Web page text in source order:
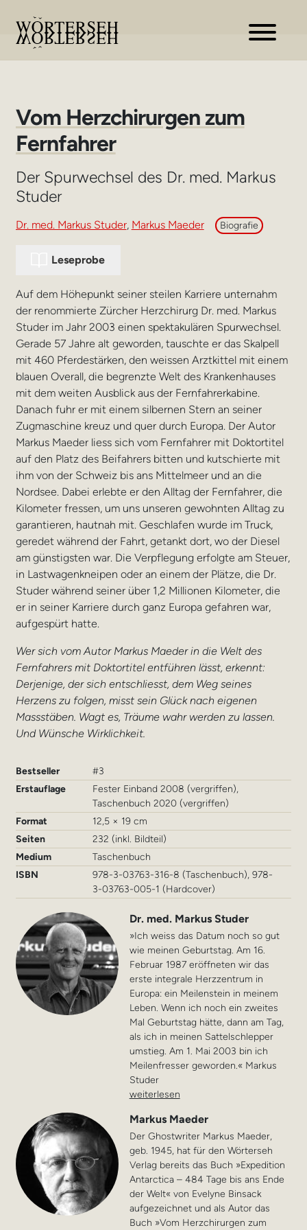
Zur
Navigation
Zum
Inhalt
Vom Herzchirurgen zum
Fernfahrer
Der Spurwechsel des Dr. med. Markus
Studer
Dr. med. Markus Studer, Markus Maeder Biografie
Leseprobe
Auf dem Höhepunkt seiner steilen Karriere unternahm
der renommierte Zürcher Herzchirurg Dr. med. Markus
Studer im Jahr 2003 einen spektakulären Spurwechsel.
Gerade 57 Jahre alt geworden, tauschte er das Skalpell
mit 460 Pferdestärken, den weissen Arztkittel mit einem
blauen Overall, die begrenzte Welt des Krankenhauses
mit dem weiten Ausblick aus der Fernfahrerkabine.
Danach fuhr er mit einem silbernen Stern an seiner
Zugmaschine kreuz und quer durch Europa. Der Autor
Markus Maeder liess sich vom Fernfahrer mit Doktortitel
auf den Platz des Beifahrers bitten und kutschierte mit
ihm von der Schweiz bis ans Mittelmeer und an die
Nordsee. Dabei erlebte er den Alltag der Fernfahrer, die
Kilometer fressen, um uns unseren gewohnten Alltag zu
garantieren, hautnah mit. Geschlafen wurde im Truck,
geredet während der Fahrt, getankt dort, wo der Diesel
am günstigsten war. Die Verpflegung erfolgte am Steuer,
in Lastwagenkneipen oder an einem der Plätze, die Dr.
Studer während seiner über 1,2 Millionen Kilometer, die
er in seiner Karriere durch ganz Europa gefahren war,
aufgespürt hatte.
Wer sich vom Autor Markus Maeder in die Welt des
Fernfahrers mit Doktortitel entführen lässt, erkennt:
Derjenige, der sich entschliesst, dem Weg seines
Herzens zu folgen, misst sein Glück nach eigenen
Massstäben. Wagt es, Träume wahr werden zu lassen.
Und Wünsche Wirklichkeit.
Bestseller
#3
Erstauflage
Fester Einband 2008 (vergriffen),
Taschenbuch 2020 (vergriffen)
Format
12,5 × 19 cm
Seiten
232 (inkl. Bildteil)
Medium
Taschenbuch
ISBN
978-3-03763-316-8 (Taschenbuch), 978-
3-03763-005-1 (Hardcover)
Dr. med. Markus Studer
»Ich weiss das Datum noch so gut
wie meinen Geburtstag. Am 16.
Februar 1987 eröffneten wir das
erste integrale Herzzentrum in
Europa: ein Meilenstein in meinem
Leben. Wenn ich noch ein zweites
Mal Geburtstag hätte, dann am Tag,
als ich in meinen Sattelschlepper
umstieg. Am 1. Mai 2003 bin ich
Meilenfresser geworden.« Markus
Studer
weiterlesen
Markus Maeder
Der Ghostwriter Markus Maeder,
geb. 1945, hat für den Wörterseh
Verlag bereits das Buch »Expedition
Antarctica – 484 Tage bis ans Ende
der Welt« von Evelyne Binsack
aufgezeichnet und als Autor das
Buch »Vom Herzchirurgen zum